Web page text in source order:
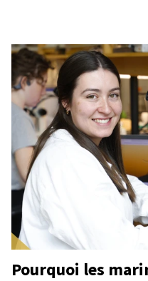
Pourquoi les